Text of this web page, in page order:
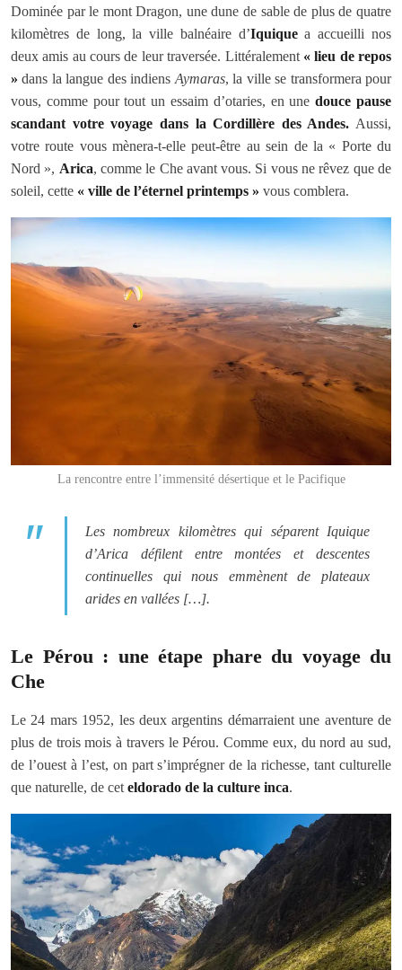
Dominée par le mont Dragon, une dune de sable de plus de quatre
kilomètres de long, la ville balnéaire d’Iquiquea accueilli nos
deux amis au cours de leur traversée. Littéralement « lieu de repos
» dans la langue des indiens Aymaras, la ville se transformera pour
vous, comme pour tout un essaim d’otaries, en unedouce pause
scandant votre voyage dans la Cordillère des Andes. Aussi,
votre route vous mènera-t-elle peut-être au sein de la « Porte du
Nord », Arica, comme le Che avant vous. Si vous ne rêvez que de
soleil, cette « ville de l’éternel printemps » vous comblera.
La rencontre entre l’immensité désertique et le Pacifique
Les nombreux kilomètres qui séparent Iquique
d’Arica défilent entre montées et descentes
continuelles qui nous emmènent de plateaux
arides en vallées […].
Le Pérou : une étape phare du voyage du
Che
Le 24 mars 1952, les deux argentins démarraient une aventure de
plus de trois mois à travers le Pérou. Comme eux, du nord au sud,
de l’ouest à l’est, on part s’imprégner de la richesse, tant culturelle
que naturelle, de ceteldorado de la culture inca.